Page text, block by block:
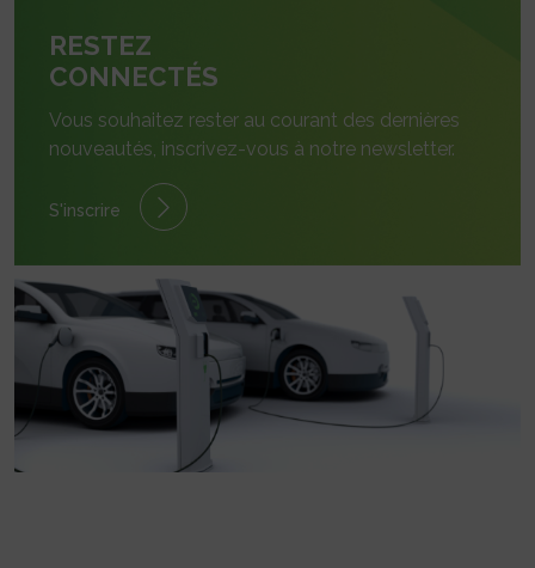
RESTEZ
CONNECTÉS
Vous souhaitez rester au courant des dernières
nouveautés, inscrivez-vous à notre newsletter.
S'inscrire